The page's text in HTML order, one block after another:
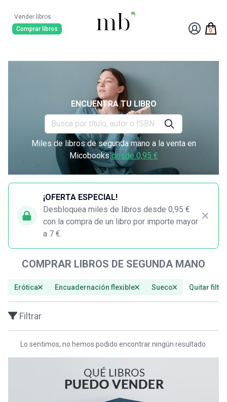
Vender libros
Comprar libros
0
ENCUENTRA TU LIBRO
Miles de libros de segunda mano a la venta en
Micobooksdesde 0,95 €
¡OFERTA ESPECIAL!
Desbloquea miles de libros desde 0,95 €
con la compra de un libro por importe mayor
a 7 €.
COMPRAR LIBROS DE SEGUNDA MANO
Erótica Encuadernación flexible Sueco Quitar
Filtrar
Lo sentimos, no hemos podido encontrar ningún resultado.